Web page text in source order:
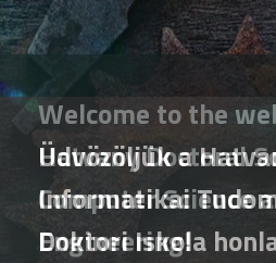
Welcome to the
Hatvany Doctoral
Computer Science
Engineering!